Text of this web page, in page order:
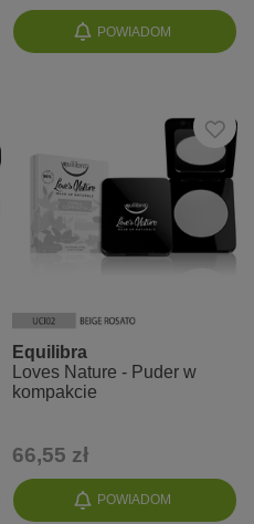
POWIADOM
POWIADOM
Equilibra
Loves Nature - Puder w
kompakcie
66,55 zł